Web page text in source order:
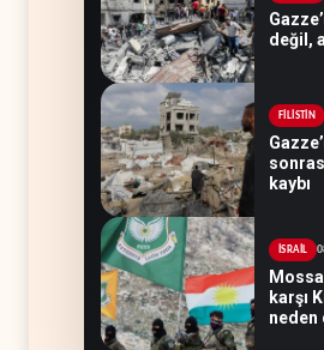
değil,
FİLİSTİN
kaybı
İSRAİL
karşı
neden